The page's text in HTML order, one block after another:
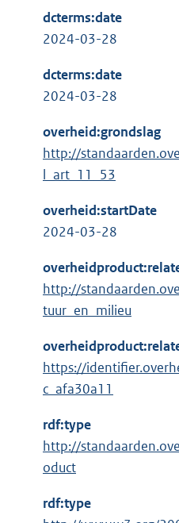
dcterms:date
2024-03-28
dcterms:date
2024-03-28
overheid:grondslag
http://
l_art_11_53
overheid:startDate
2024-03-28
http://
tuur_en_milieu
https://
c_afa30a11
rdf:type
http://
oduct
rdf:type